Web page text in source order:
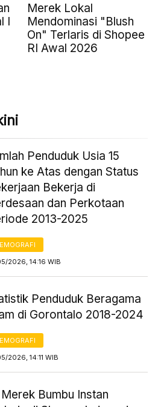
I
Merek Lokal
Mendominasi "Blush
On" Terlaris di Shopee
RI Awal 2026
Penduduk Usia 15
ke Atas dengan Status
Bekerja di
dan Perkotaan
2013-2025
2026, 14:16 WIB
Penduduk Beragama
di Gorontalo 2018-2024
2026, 14:11 WIB
Merek Bumbu Instan